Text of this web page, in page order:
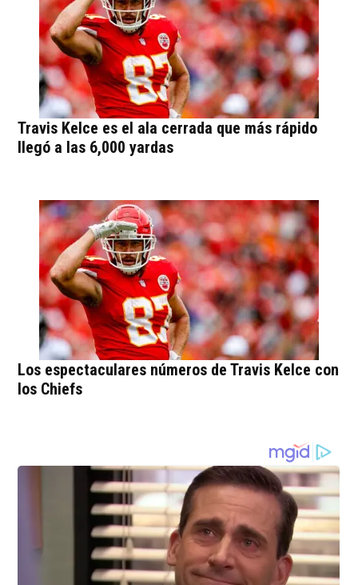
Travis Kelce es el ala cerrada que más rápido
llegó a las 6,000 yardas
Los espectaculares números de Travis Kelce con
los Chiefs